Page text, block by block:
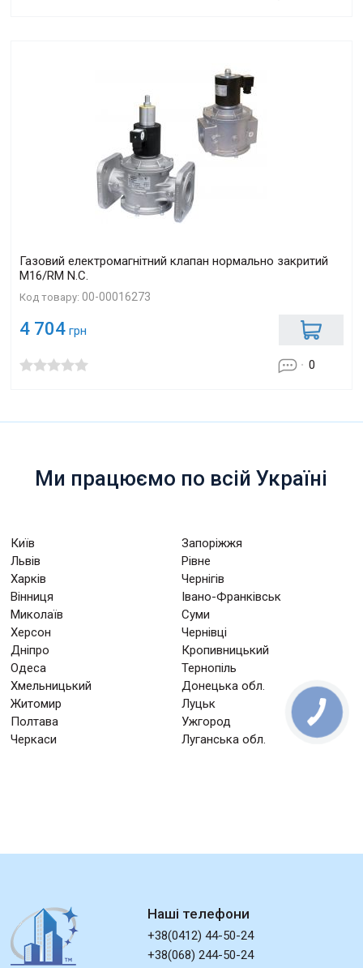
Газовий електромагнітний клапан нормально закритий
M16/RM N.С.
Код товару:00-00016273
4 704 грн
0
Ми працюємо по всій Україні
Київ
Запоріжжя
Львів
Рівне
Харків
Чернігів
Вінниця
Івано-Франківськ
Миколаїв
Суми
Херсон
Чернівці
Дніпро
Кропивницький
Одеса
Тернопіль
Хмельницький
Донецька обл.
Житомир
Луцьк
Полтава
Ужгород
Черкаси
Луганська обл.
Наші телефони
+38(0412) 44-50-24
+38(068) 244-50-24